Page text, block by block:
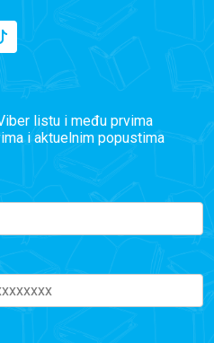
listu i među prvima
i aktuelnim popustima